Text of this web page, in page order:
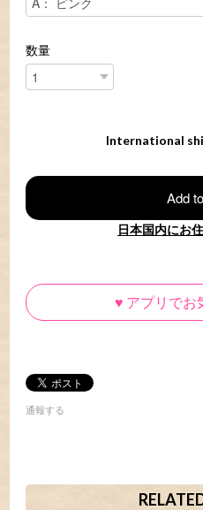
数量
International
Add
日本国内にお
♥ アプリでお
通報する